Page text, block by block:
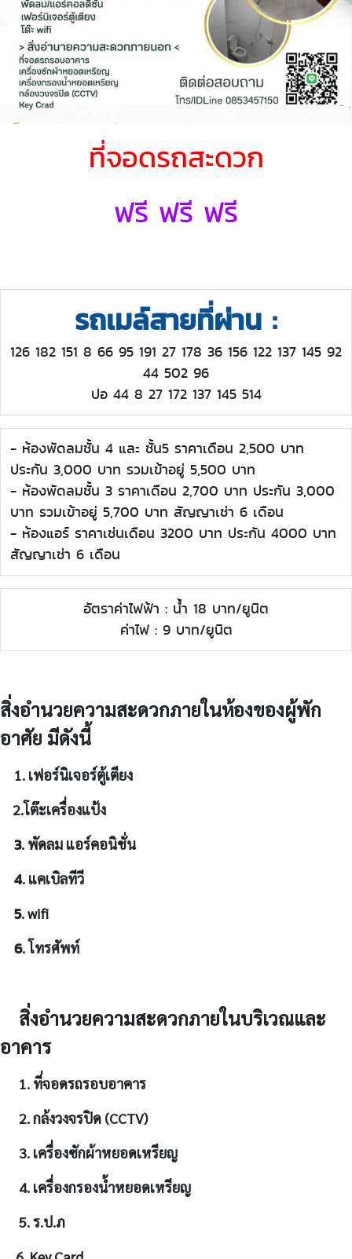
ที่จอดรถสะดวก
ฟรี ฟรี ฟรี
รถเมล์สายที่ผ่าน :
126 182 151 8 66 95 191 27 178 36 156 122 137 145 92
44 502 96
ปอ 44 8 27 172 137 145 514
- ห้องพัดลมชั้น 4 และ ชั้น5 ราคาเดือน 2,500 บาท
ประกัน 3,000 บาท รวมเข้าอยู่ 5,500 บาท
- ห้องพัดลมชั้น 3 ราคาเดือน 2,700 บาท ประกัน 3,000
บาท รวมเข้าอยู่ 5,700 บาท สัญญาเช่า 6 เดือน
- ห้องแอร์ ราคาเช่นเดือน 3200 บาท ประกัน 4000 บาท
สัญญาเช่า 6 เดือน
อัตราค่าไฟฟ้า : นํ้า 18 บาท/ยูนิต
ค่าไฟ : 9 บาท/ยูนิต
สิ่งอำนวยความสะดวกภายในห้องของผู้พัก
อาศัย มีดังนี้
1. เฟอร์นิเจอร์ตู้เตียง
2.โต๊ะเครื่องแป้ง
3. พัดลม แอร์คอนิชั่น
4. แคเบิลทีวี
5. wifi
6. โทรศัพท์
สิ่งอำนวยความสะดวกภายในบริเวณและ
อาคาร
1. ที่จอดรถรอบอาคาร
2. กล้งวงจรปิด (CCTV)
3. เครื่องซักผ้าหยอดเหรียญ
4. เครื่องกรองน้ำหยอดเหรียญ
5. ร.ป.ภ